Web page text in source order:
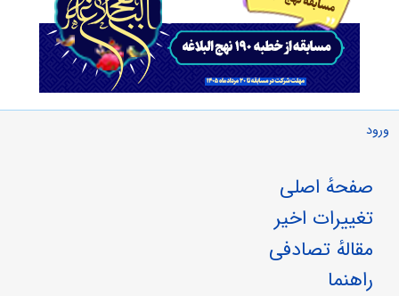
ورود
صفحهٔ اصلی
تغییرات اخیر
مقالهٔ تصادفی
راهنما